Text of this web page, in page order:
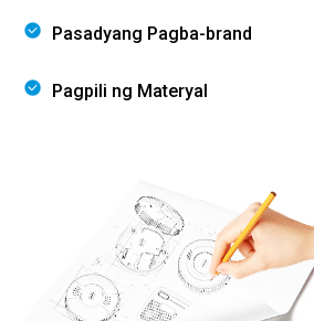
Pasadyang Pagba-brand
Pagpili ng Materyal